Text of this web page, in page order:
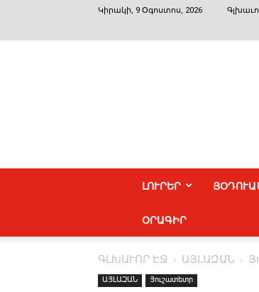
Կիրակի, 9 Օգոստոս, 2026
ԼՈՒՐԵՐ
ՕՐԱԳԻՐ
ԳԼԽԱՒՈՐ ԷՋ ԱՅԼԱԶԱՆ
ԱՅԼԱԶԱՆ Յուշատետր